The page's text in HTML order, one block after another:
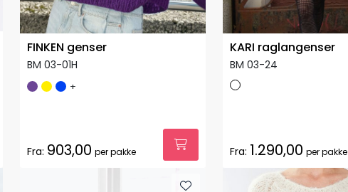
FINKEN genser
BM 03-01H
+
Fra: 903,00 per pakke
KARI raglangenser
BM 03-24
Fra: 1.290,00 per pakke